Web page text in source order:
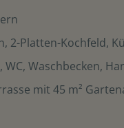
2-Platten-Kochfeld,
WC, Waschbecken,
mit 45 m²